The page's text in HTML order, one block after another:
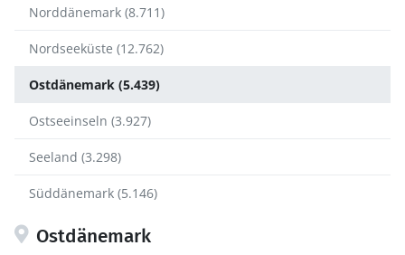
Norddänemark (8.711)
Nordseeküste (12.762)
Ostdänemark (5.439)
Ostseeinseln (3.927)
Seeland (3.298)
Süddänemark (5.146)
Ostdänemark